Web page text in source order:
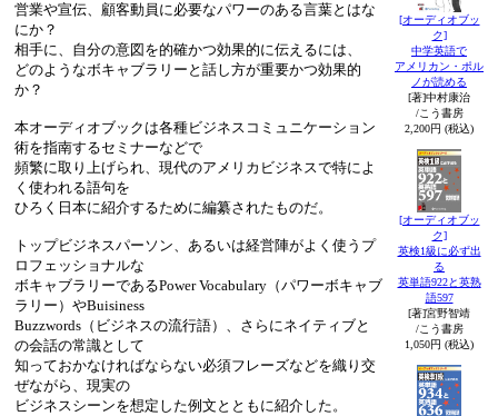
営業や宣伝、顧客動員に必要なパワーのある言葉とはな
にか？
相手に、自分の意図を的確かつ効果的に伝えるには、
どのようなボキャブラリーと話し方が重要かつ効果的
か？
本オーディオブックは各種ビジネスコミュニケーション
術を指南するセミナーなどで
頻繁に取り上げられ、現代のアメリカビジネスで特によ
く使われる語句を
ひろく日本に紹介するために編纂されたものだ。
トップビジネスパーソン、あるいは経営陣がよく使うプ
ロフェッショナルな
ボキャブラリーであるPower Vocabulary（パワーボキャブ
ラリー）やBuisiness
Buzzwords（ビジネスの流行語）、さらにネイティブと
の会話の常識として
知っておかなければならない必須フレーズなどを織り交
ぜながら、現実の
ビジネスシーンを想定した例文とともに紹介した。
[オーディオブッ
ク]
中学英語で
アメリカン・ポル
ノが読める
[著]中村康治
/こう書房
2,200円 (税込)
[オーディオブッ
ク]
英検1級に必ず出
る
英単語922と英熟
語597
[著]宮野智靖
/こう書房
1,050円 (税込)